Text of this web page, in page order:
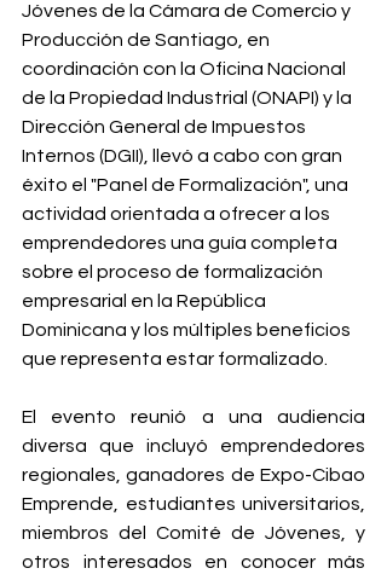
Jóvenes de la Cámara de Comercio y
Producción de Santiago, en
coordinación con la Oficina Nacional
de la Propiedad Industrial (ONAPI) y la
Dirección General de Impuestos
Internos (DGII), llevó a cabo con gran
éxito el "Panel de Formalización", una
actividad orientada a ofrecer a los
emprendedores una guía completa
sobre el proceso de formalización
empresarial en la República
Dominicana y los múltiples beneficios
que representa estar formalizado.
El evento reunió a una audiencia
diversa que incluyó emprendedores
regionales, ganadores de Expo-Cibao
Emprende, estudiantes universitarios,
miembros del Comité de Jóvenes, y
otros interesados en conocer más